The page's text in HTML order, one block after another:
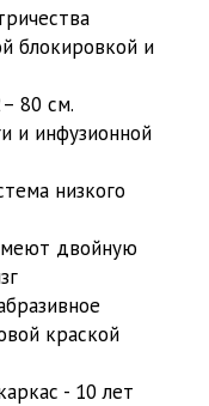
блокировкой и
80 см.
и инфузионной
низкого
двойную
краской
- 10 лет